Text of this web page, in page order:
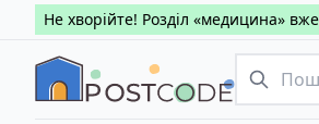
Не хворійте! Розділ «медицина»